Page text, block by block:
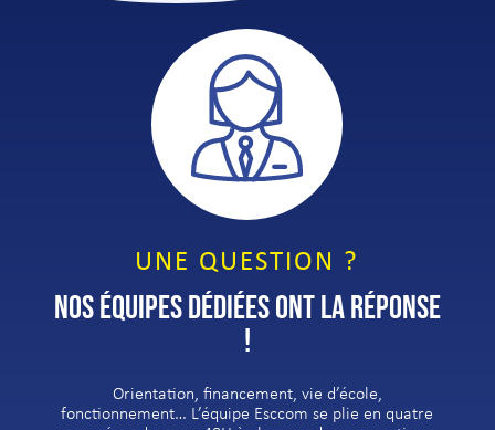
UNE QUESTION ?
NOS ÉQUIPES DÉDIÉES ONT LA RÉPONSE
!
Orientation, financement, vie d’école,
fonctionnement… L’équipe Esccom se plie en quatre